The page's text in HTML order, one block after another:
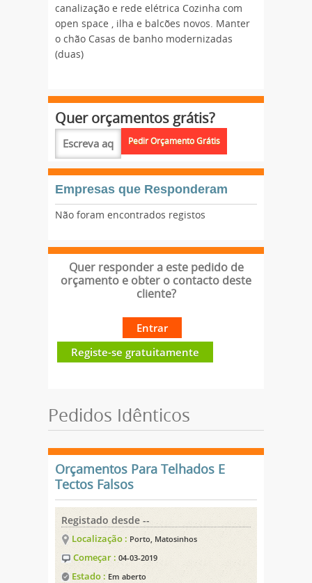
canalização e rede elétrica Cozinha com
open space , ilha e balcões novos. Manter
o chão Casas de banho modernizadas
(duas)
Quer orçamentos grátis?
Empresas que Responderam
Não foram encontrados registos
Quer responder a este pedido de
orçamento e obter o contacto deste
cliente?
Entrar
Registe-se gratuitamente
Pedidos Idênticos
Orçamentos Para Telhados E
Tectos Falsos
Registado desde --
Localização : Porto, Matosinhos
Começar : 04-03-2019
Estado : Em aberto